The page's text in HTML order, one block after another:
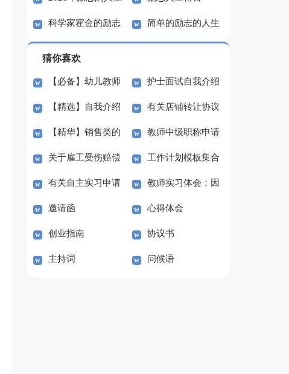
格言汇总89句
科学家霍金的励志 简单的励志的人生
猜你喜欢
【必备】幼儿教师
培训总结集合5篇
护士面试自我介绍
(汇编15篇)
【精选】自我介绍
的作文300字集锦八篇
有关店铺转让协议
书3篇
【精华】销售类的
实习报告锦集六篇
教师中级职称申请
书
关于雇工受伤赔偿
协议书范本（精选3
篇）
工作计划模板集合
七篇
有关自主实习申请
书3篇
教师实习体会：因
材施教
邀请函 心得体会
创业指南 协议书
主持词 问候语